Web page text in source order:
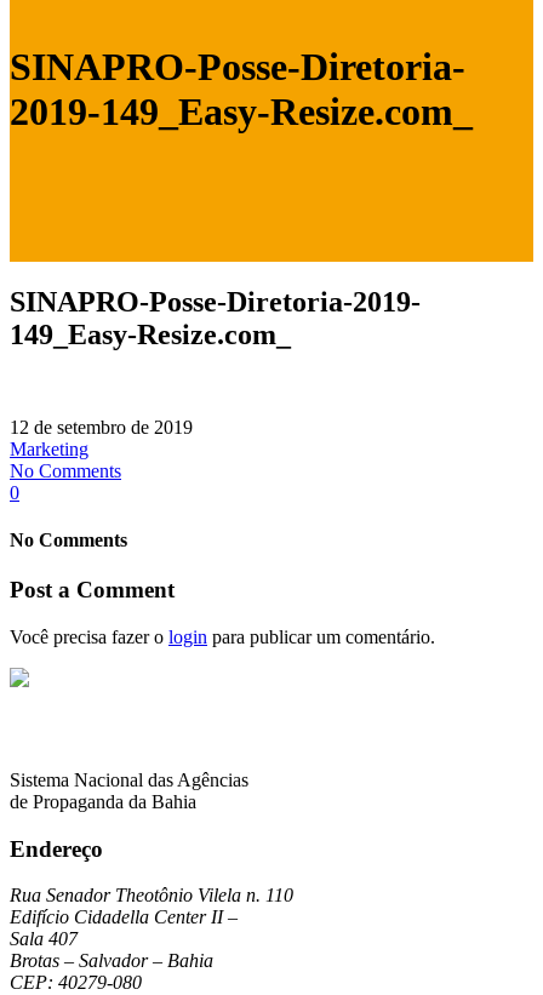
SINAPRO-Posse-Diretoria-
2019-149_Easy-Resize.com_
SINAPRO-Posse-Diretoria-2019-
149_Easy-Resize.com_
12 de setembro de 2019
Marketing
No Comments
0
No Comments
Post a Comment
Você precisa fazer o login para publicar um comentário.
Sistema Nacional das Agências
de Propaganda da Bahia
Endereço
Rua Senador Theotônio Vilela n. 110
Edifício Cidadella Center II –
Sala 407
Brotas – Salvador – Bahia
CEP: 40279-080